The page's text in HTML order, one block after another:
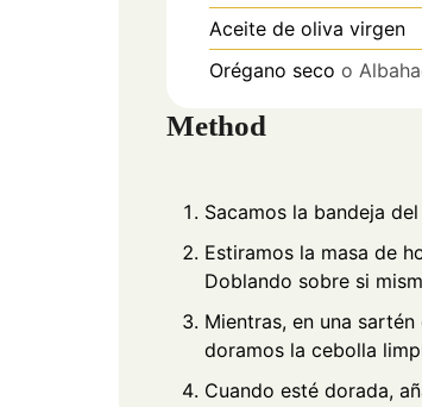
Aceite de oliva virgen
Orégano seco o
Method
Sacamos la bandeja
Estiramos la masa de
Doblando sobre si
Mientras, en una
doramos la cebolla
Cuando esté dorada,